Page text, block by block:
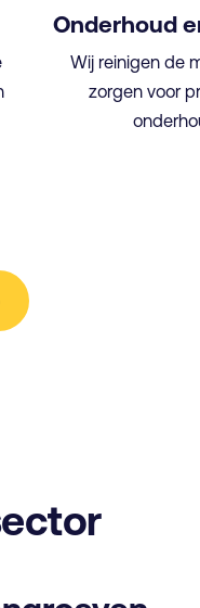
Onderhoud
Wij reinigen de
zorgen voor